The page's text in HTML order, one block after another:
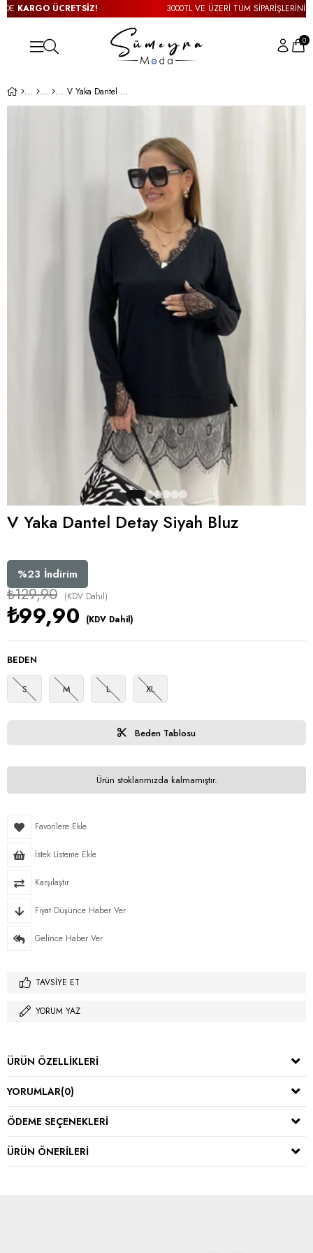
KARGO ÜCRETSİZ! 3000TL VE ÜZERİ TÜM SİPARİŞLERİNİZDE
0
V Yaka Dantel Detay Siyah Bluz
V Yaka Dantel Detay Siyah Bluz
%23 İndirim
₺129,90 (KDV Dahil)
₺99,90 (KDV Dahil)
BEDEN
S M L XL
Beden Tablosu
Ürün stoklarımızda kalmamıştır.
Favorilere Ekle
İstek Listeme Ekle
Karşılaştır
Fiyat Düşünce Haber Ver
Gelince Haber Ver
TAVSIYE ET
YORUM YAZ
ÜRÜN ÖZELLIKLERI
YORUMLAR(0)
ÖDEME SEÇENEKLERI
ÜRÜN ÖNERILERI